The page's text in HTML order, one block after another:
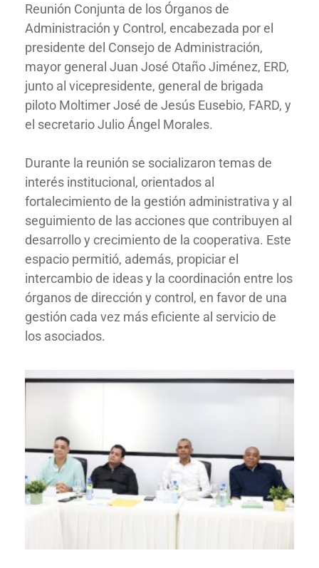
Reunión Conjunta de los Órganos de
Administración y Control, encabezada por el
presidente del Consejo de Administración,
mayor general Juan José Otaño Jiménez, ERD,
junto al vicepresidente, general de brigada
piloto Moltimer José de Jesús Eusebio, FARD, y
el secretario Julio Ángel Morales.
Durante la reunión se socializaron temas de
interés institucional, orientados al
fortalecimiento de la gestión administrativa y al
seguimiento de las acciones que contribuyen al
desarrollo y crecimiento de la cooperativa. Este
espacio permitió, además, propiciar el
intercambio de ideas y la coordinación entre los
órganos de dirección y control, en favor de una
gestión cada vez más eficiente al servicio de
los asociados.